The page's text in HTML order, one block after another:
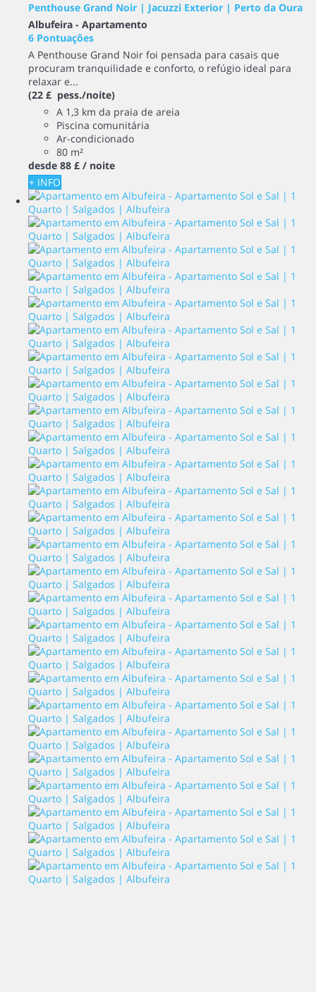
Penthouse Grand Noir | Jacuzzi Exterior | Perto da Oura
Albufeira - Apartamento
6 Pontuações
A Penthouse Grand Noir foi pensada para casais que
procuram tranquilidade e conforto, o refúgio ideal para
relaxar e...
(22 £ pess./noite)
A 1,3 km da praia de areia
Piscina comunitária
Ar-condicionado
80 m²
desde 88 £ / noite
+ INFO